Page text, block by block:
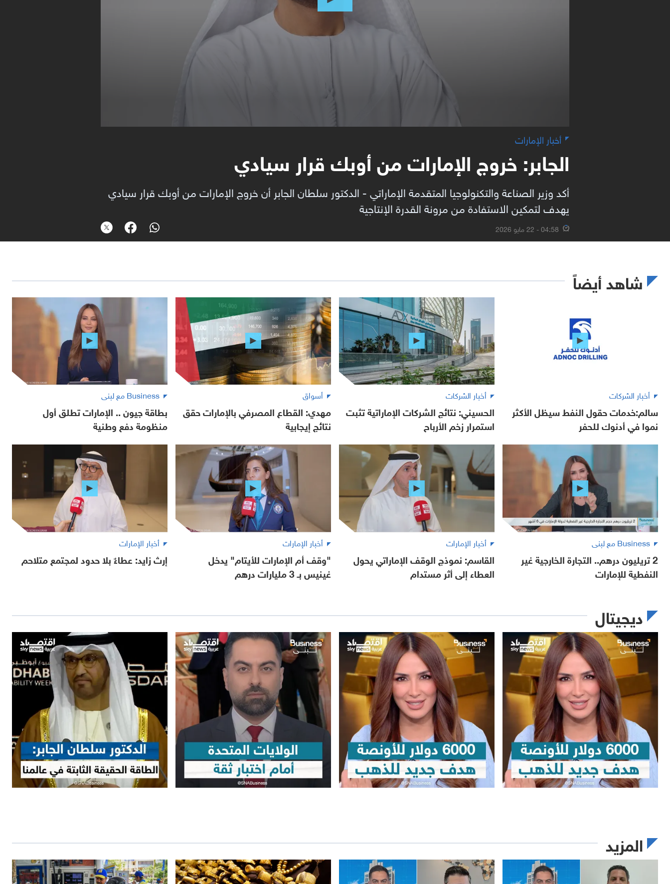
أخبار الإمارات
الجابر: خروج الإمارات من أوبك قرار سيادي
أكد وزير الصناعة والتكنولوجيا المتقدمة الإماراتي - الدكتور سلطان الجابر أن خروج الإمارات من أوبك قرار سيادي
يهدف لتمكين الاستفادة من مرونة القدرة الإنتاجية
04:58 - 22 مايو 2026
شاهد أيضاً
أخبار الشركات
سالم:خدمات حقول النفط سيظل الأكثر
نموا في أدنوك للحفر
أخبار الشركات
الحسيني: نتائج الشركات الإماراتية تثبت
استمرار زخم الأرباح
أسواق
مهدي: القطاع المصرفي بالإمارات حقق
نتائج إيجابية
Business مع لبنى
بطاقة جيون .. الإمارات تطلق أول
منظومة دفع وطنية
Business مع لبنى
2 تريليون درهم.. التجارة الخارجية غير
النفطية للإمارات
أخبار الإمارات
القاسم: نموذج الوقف الإماراتي يحول
العطاء إلى أثر مستدام
أخبار الإمارات
"وقف أم الإمارات للأيتام" يدخل
غينيس بـ 3 مليارات درهم
أخبار الإمارات
إرث زايد: عطاءٌ بلا حدود لمجتمع متلاحم
ديجيتال
المزيد